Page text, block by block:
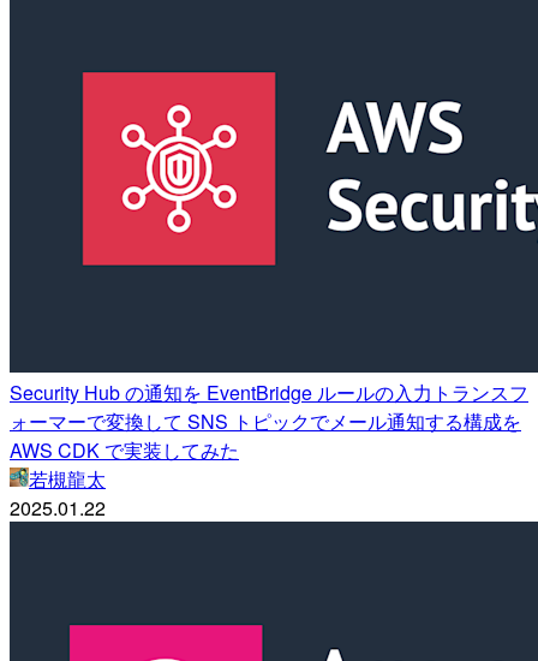
Security Hub の通知を EventBridge ルールの入力トランスフ
ォーマーで変換して SNS トピックでメール通知する構成を
AWS CDK で実装してみた
若槻龍太
2025.01.22